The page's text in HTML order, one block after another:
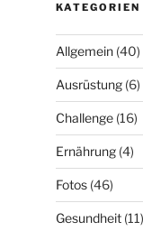
KATEGORIEN
Allgemein(40)
Ausrüstung(6)
Challenge(16)
Ernährung(4)
Fotos(46)
Gesundheit(11)